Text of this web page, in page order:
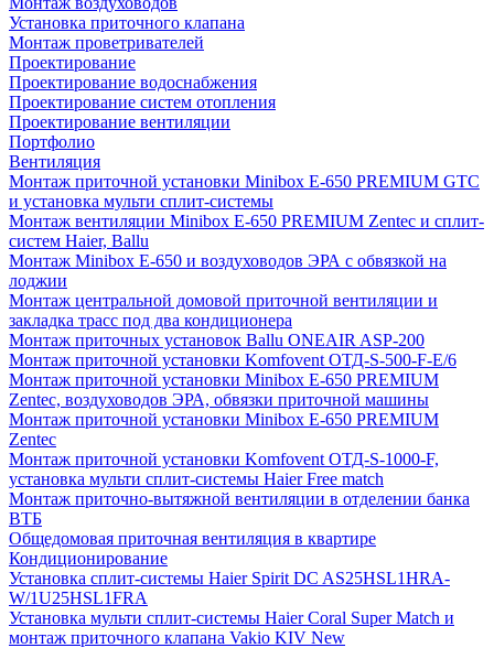
Установка приточного клапана
Монтаж проветривателей
Проектирование
Проектирование водоснабжения
Проектирование систем отопления
Проектирование вентиляции
Портфолио
Вентиляция
Монтаж приточной установки Minibox E-650 PREMIUM GTC
и установка мульти сплит-системы
Монтаж вентиляции Minibox E-650 PREMIUM Zentec и сплит-
систем Haier, Ballu
Монтаж Minibox E-650 и воздуховодов ЭРА с обвязкой на
лоджии
Монтаж центральной домовой приточной вентиляции и
закладка трасс под два кондиционера
Монтаж приточных установок Ballu ONEAIR ASP-200
Монтаж приточной установки Komfovent ОТД-S-500-F-E/6
Монтаж приточной установки Minibox E-650 PREMIUM
Zentec, воздуховодов ЭРА, обвязки приточной машины
Монтаж приточной установки Minibox E-650 PREMIUM
Zentec
Монтаж приточной установки Komfovent ОТД-S-1000-F,
установка мульти сплит-системы Haier Free match
Монтаж приточно-вытяжной вентиляции в отделении банка
ВТБ
Общедомовая приточная вентиляция в квартире
Кондиционирование
Установка сплит-системы Haier Spirit DC AS25HSL1HRA-
W/1U25HSL1FRA
Установка мульти сплит-системы Haier Coral Super Match и
монтаж приточного клапана Vakio KIV New